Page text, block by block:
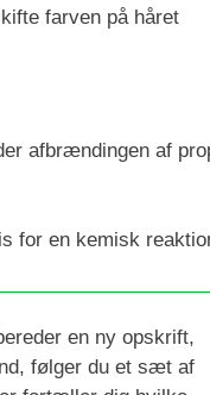
farven på håret
afbrændingen af
for en kemisk
en ny opskrift,
følger du et sæt af